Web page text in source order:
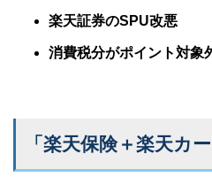
楽天証券のSPU改悪
消費税分がポイント対象
「楽天保険＋楽天カ